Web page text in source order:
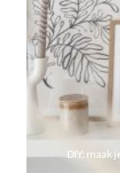
DIY: maak